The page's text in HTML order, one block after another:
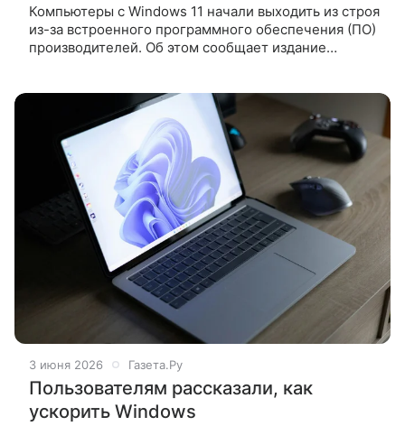
Компьютеры с Windows 11 начали выходить из строя
из-за встроенного программного обеспечения (ПО)
производителей. Об этом сообщает издание
3 июня 2026 Газета.Ру
Пользователям рассказали, как
ускорить Windows